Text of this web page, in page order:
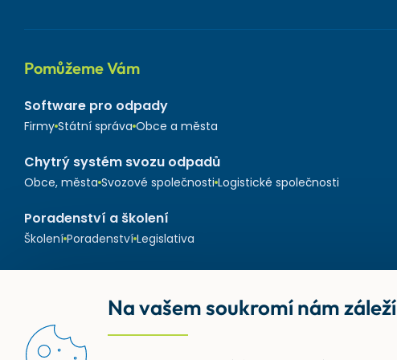
Pomůžeme Vám
Software pro odpady
Firmy Státní správa Obce a města
Chytrý systém svozu odpadů
Obce, města Svozové společnosti Logistické společnosti
Poradenství a školení
Školení Poradenství Legislativa
Na vašem soukromí nám záleží